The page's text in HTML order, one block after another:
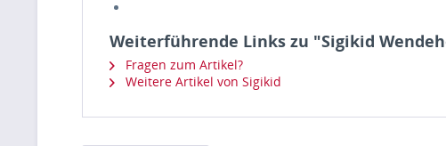
Weiterführende Links zu "Sigikid
Fragen zum Artikel?
Weitere Artikel von Sigikid